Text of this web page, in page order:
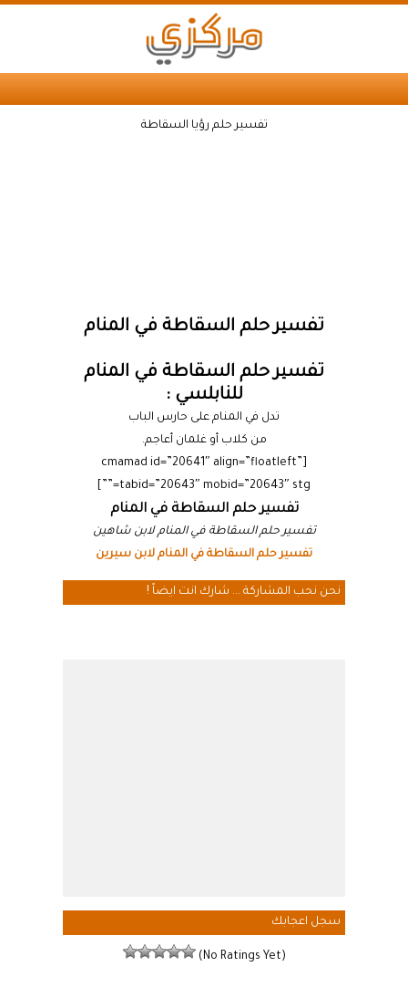
تفسير حلم رؤيا السقاطة
تفسير حلم السقاطة في المنام
تفسير حلم السقاطة في المنام
للنابلسي :
تدل في المنام على حارس الباب
من كلاب أو غلمان أعاجم.
[cmamad id=”20641″ align=”floatleft”
tabid=”20643″ mobid=”20643″ stg=””]
تفسير حلم السقاطة في المنام
تفسير حلم السقاطة في المنام لابن شاهين
تفسير حلم السقاطة في المنام لابن سيرين
نحن نحب المشاركة ... شارك انت ايضاً !
سجل اعجابك
(No Ratings Yet)